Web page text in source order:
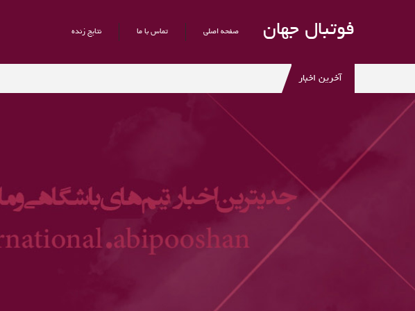
فوتبال جهان صفحه اصلی تماس با ما نتایج زنده
آخرین اخبار